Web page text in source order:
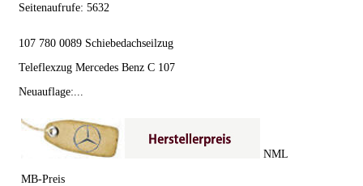
Seitenaufrufe: 5632
107 780 0089 Schiebedachseilzug
Teleflexzug Mercedes Benz C 107
Neuauflage:...
MB-Preis
NML